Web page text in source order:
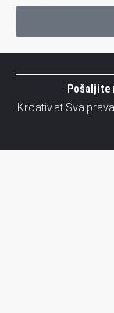
Pošaljite
Kroativ.at Sva